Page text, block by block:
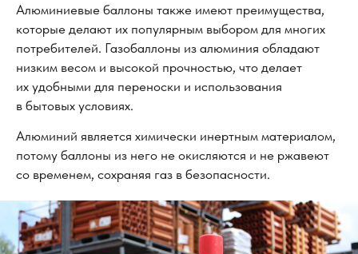
Алюминиевые баллоны также имеют преимущества,
которые делают их популярным выбором для многих
потребителей. Газобаллоны из алюминия обладают
низким весом и высокой прочностью, что делает
их удобными для переноски и использования
в бытовых условиях.
Алюминий является химически инертным материалом,
потому баллоны из него не окисляются и не ржавеют
со временем, сохраняя газ в безопасности.